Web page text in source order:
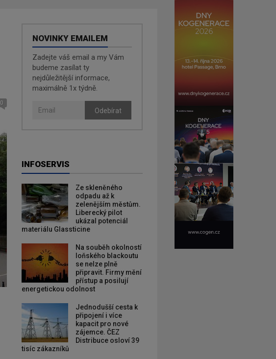
0
NOVINKY EMAILEM
Zadejte váš email a my Vám
budeme zasílat ty
nejdůležitější informace,
maximálně 1x týdně.
Odebírat
INFOSERVIS
Ze skleněného
odpadu až k
zelenějším městům.
Liberecký pilot
ukázal potenciál
materiálu Glassticine
Na souběh okolností
loňského blackoutu
se nelze plně
připravit. Firmy mění
přístup a posilují
energetickou odolnost
Jednodušší cesta k
připojení i více
kapacit pro nové
zájemce. ČEZ
Distribuce osloví 39
tisíc zákazníků